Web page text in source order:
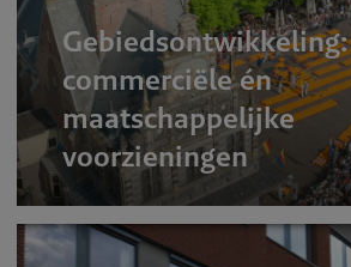
Gebiedsontwikkeling:
commerciële én
maatschappelijke
voorzieningen